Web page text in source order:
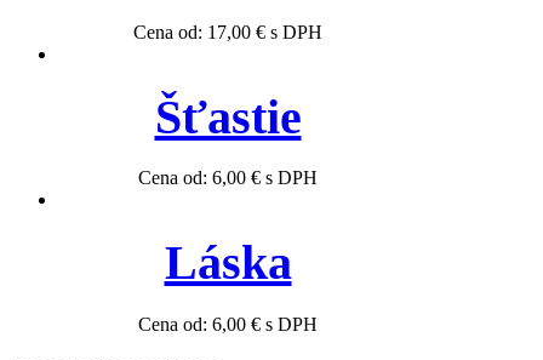
Cena od: 17,00 € s DPH
Šťastie
Cena od: 6,00 € s DPH
Láska
Cena od: 6,00 € s DPH